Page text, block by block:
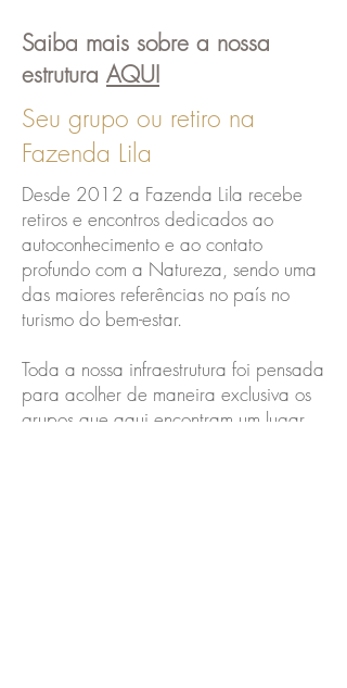
Saiba mais sobre a nossa
estrutura AQUI
Seu grupo ou retiro na
Fazenda Lila
Desde 2012 a Fazenda Lila recebe
retiros e encontros dedicados ao
autoconhecimento e ao contato
profundo com a Natureza, sendo uma
das maiores referências no país no
turismo do bem-estar.
Toda a nossa infraestrutura foi pensada
para acolher de maneira exclusiva os
grupos que aqui encontram um lugar